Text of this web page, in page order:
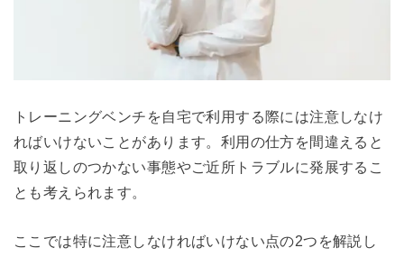
トレーニングベンチを自宅で利用する際には注意しなけ
ればいけないことがあります。利用の仕方を間違えると
取り返しのつかない事態やご近所トラブルに発展するこ
とも考えられます。
ここでは特に注意しなければいけない点の2つを解説し